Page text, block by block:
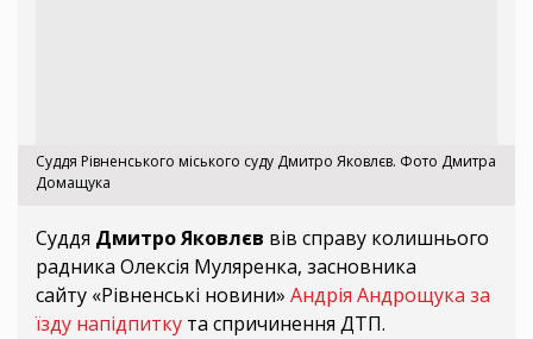
Суддя Рівненського міського суду Дмитро Яковлєв. Фото Дмитра
Домащука
Суддя Дмитро Яковлєв вів справу колишнього
радника Олексія Муляренка, засновника
сайту «Рівненські новини» Андрія Андрощука за
їзду напідпитку та спричинення ДТП.